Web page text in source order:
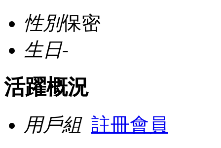
性別保密
生日-
活躍概況
用戶組 註冊會員